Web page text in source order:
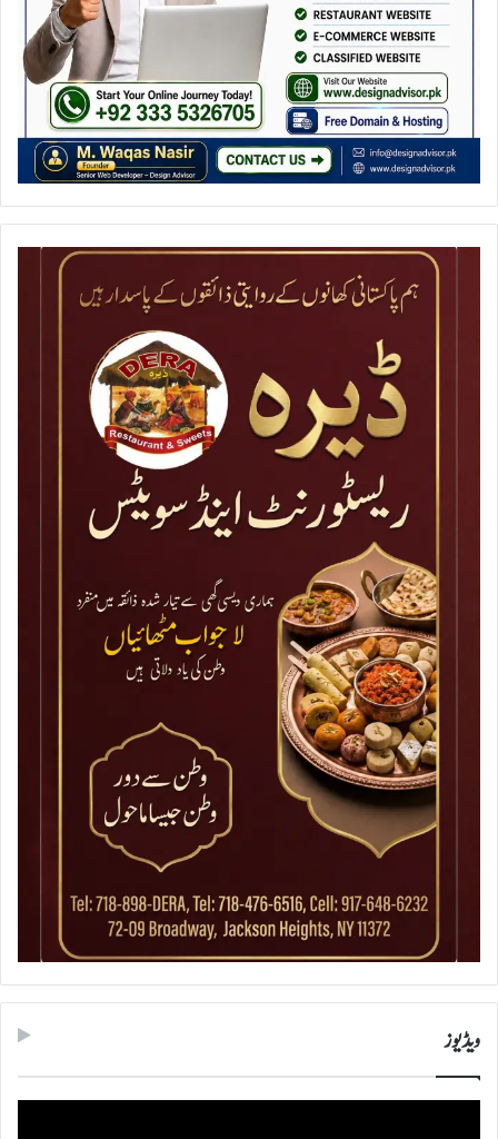
ویڈیوز